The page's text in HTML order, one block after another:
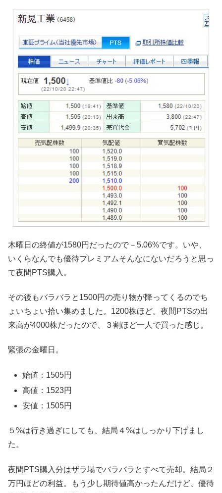
木曜日の終値が1580円だったので－5.06%です。いや、
いくらなんでも優待プレミアムそんなにないだろうと思っ
て夜間PTS購入。
その後もバラバラと1500円の売り物が降ってくるのでち
ょいちょい拾い集めました。1200株ほど。夜間PTSの出
来高が4000株だったので、３割ほど一人で買った感じ。
緊張の金曜日。
始値：1505円
高値：1523円
安値：1505円
５%は行き過ぎにしても、結局４%はしっかり下げまし
た。
夜間PTS購入分はザラ場でバラバラとすべて売却。結局２
万円ほどの利益。もう少し期待値高かったんだけど、優待